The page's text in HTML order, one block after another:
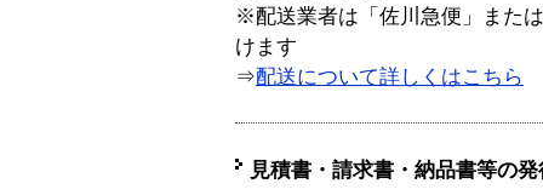
※配送業者は「佐川急便」また
けます
⇒配送について詳しくはこちら
見積書・請求書・納品書等の